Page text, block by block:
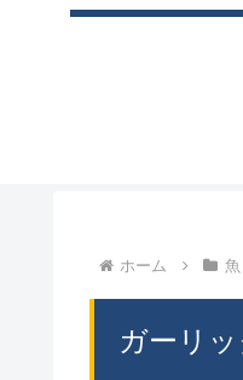
ホーム 魚
ガーリ